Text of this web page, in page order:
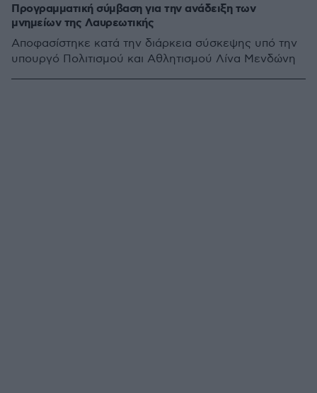
Προγραμματική σύμβαση για την ανάδειξη των
μνημείων της Λαυρεωτικής
Αποφασίστηκε κατά την διάρκεια σύσκεψης υπό την
υπουργό Πολιτισμού και Αθλητισμού Λίνα Μενδώνη